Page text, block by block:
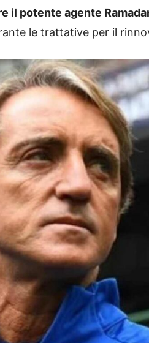
il potente agente
le trattative per il